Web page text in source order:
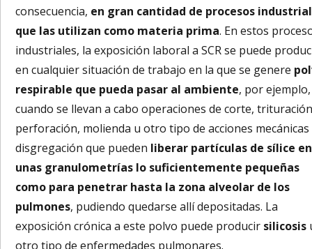
consecuencia, en gran cantidad de procesos
que las utilizan como materia prima. En estos
industriales, la exposición laboral a SCR se puede
en cualquier situación de trabajo en la que se genere
respirable que pueda pasar al ambiente, por ejemplo,
cuando se llevan a cabo operaciones de corte,
perforación, molienda u otro tipo de acciones mecánicas
disgregación que pueden liberar partículas de sílice en
unas granulometrías lo suficientemente pequeñas
como para penetrar hasta la zona alveolar de los
pulmones, pudiendo quedarse allí depositadas. La
exposición crónica a este polvo puede producir silicosis
otro tipo de enfermedades pulmonares.